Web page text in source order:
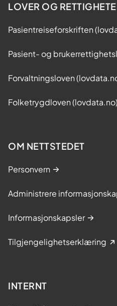
LOVER OG
Pasientreiseforskriften
Pasient- og
Forvaltningsloven
Folketrygdloven (lovdata.no)
OM NETTSTEDET
Personvern
Administrere
Informasjonskapsler
Tilgjengelighetserklæring
INTERNT